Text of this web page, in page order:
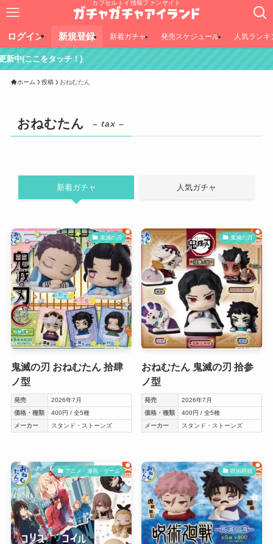
カプセルトイ情報ファンサイト
ログイン 新規登録 新着ガチャ 発売スケジュール 人気ランキ
)
ホーム 投稿 おねむたん
おねむたん – tax –
新着ガチャ 人気ガチャ
鬼滅の刃
鬼滅の刃 おねむたん 拾肆
ノ型
発売
2026年7月
価格・種類
400円 / 全5種
メーカー
スタンド・ストーンズ
鬼滅の刃
おねむたん 鬼滅の刃 拾参
ノ型
発売
2026年7月
価格・種類
400円 / 全5種
メーカー
スタンド・ストーンズ
アニメ・漫画・ゲーム 呪術廻戦